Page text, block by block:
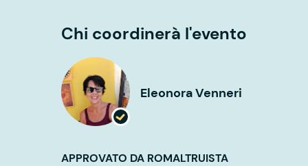
Chi coordinerà l'evento
Eleonora Venneri
APPROVATO DA ROMALTRUISTA